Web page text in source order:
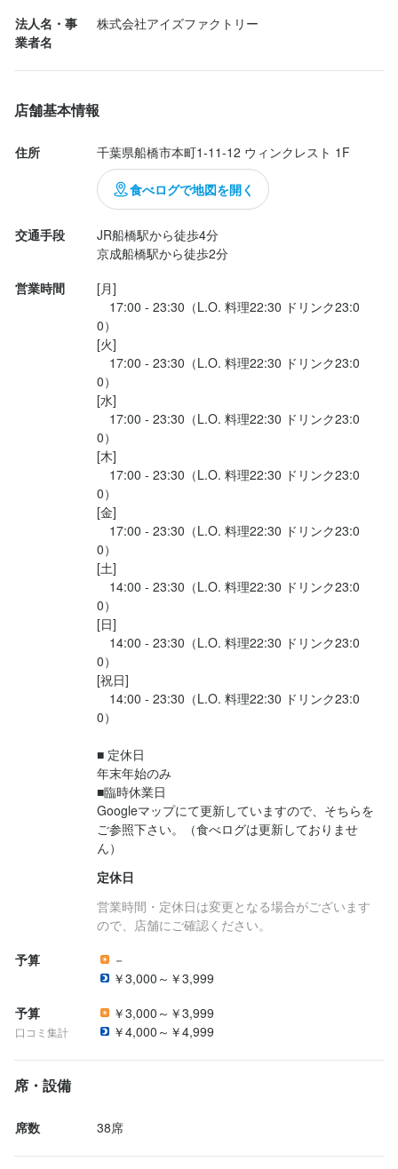
っくりするほど安い！ワインやカクテルを気軽に頼めるのが嬉し
い。
るイタリアンで、また必ず行きたいお店です。
法人名・事
業者名
株式会社アイズファクトリー
店舗基本情報
住所 千葉県船橋市本町1-11-12 ウィンクレスト 1F
食べログで地図を開く
交通手段
JR船橋駅から徒歩4分
京成船橋駅から徒歩2分
営業時間
[月]
17:00 - 23:30（L.O. 料理22:30 ドリンク23:0
0）
[火]
17:00 - 23:30（L.O. 料理22:30 ドリンク23:0
0）
[水]
17:00 - 23:30（L.O. 料理22:30 ドリンク23:0
0）
[木]
17:00 - 23:30（L.O. 料理22:30 ドリンク23:0
0）
[金]
17:00 - 23:30（L.O. 料理22:30 ドリンク23:0
0）
[土]
14:00 - 23:30（L.O. 料理22:30 ドリンク23:0
0）
[日]
14:00 - 23:30（L.O. 料理22:30 ドリンク23:0
0）
[祝日]
14:00 - 23:30（L.O. 料理22:30 ドリンク23:0
0）
■ 定休日
年末年始のみ
■臨時休業日
Googleマップにて更新していますので、そちらを
ご参照下さい。（食べログは更新しておりませ
定休日
営業時間・定休日は変更となる場合がございます
ので、店舗にご確認ください。
予算
－
￥3,000～￥3,999
予算
口コミ集計
￥3,000～￥3,999
￥4,000～￥4,999
席・設備
席数 38席
最終更新日2024/11/06